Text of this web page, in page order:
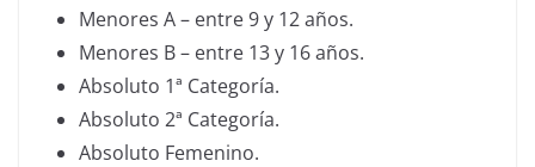
Menores A – entre 9 y 12 años.
Menores B – entre 13 y 16 años.
Absoluto 1ª Categoría.
Absoluto 2ª Categoría.
Absoluto Femenino.